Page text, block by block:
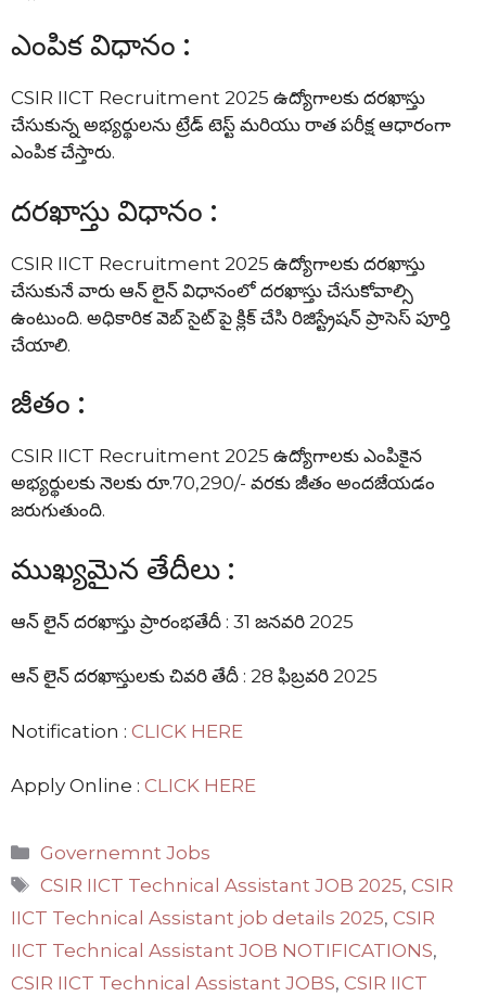
ఎంపిక విధానం :
CSIR IICT Recruitment 2025 ఉద్యోగాలకు దరఖాస్తు
చేసుకున్న అభ్యర్థులను ట్రేడ్ టెస్ట్ మరియు రాత పరీక్ష ఆధారంగా
ఎంపిక చేస్తారు.
దరఖాస్తు విధానం :
CSIR IICT Recruitment 2025 ఉద్యోగాలకు దరఖాస్తు
చేసుకునే వారు ఆన్ లైన్ విధానంలో దరఖాస్తు చేసుకోవాల్సి
ఉంటుంది. అధికారిక వెబ్ సైట్ పై క్లిక్ చేసి రిజిస్ట్రేషన్ ప్రాసెస్ పూర్తి
చేయాలి.
జీతం :
CSIR IICT Recruitment 2025 ఉద్యోగాలకు ఎంపికైన
అభ్యర్థులకు నెలకు రూ.70,290/- వరకు జీతం అందజేయడం
జరుగుతుంది.
ముఖ్యమైన తేదీలు :
ఆన్ లైన్ దరఖాస్తు ప్రారంభతేదీ : 31 జనవరి 2025
ఆన్ లైన్ దరఖాస్తులకు చివరి తేదీ : 28 ఫిబ్రవరి 2025
Notification : CLICK HERE
Apply Online : CLICK HERE
Categories
Governemnt Jobs
Tags
CSIR IICT Technical Assistant JOB 2025,CSIR
IICT Technical Assistant job details 2025, CSIR
IICT Technical Assistant JOB NOTIFICATIONS,
CSIR IICT Technical Assistant JOBS, CSIR IICT